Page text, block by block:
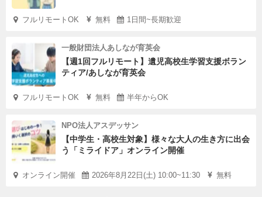
フルリモートOK 無料 1日間~長期歓迎
一般財団法人あしなが育英会
【週1回フルリモート】遺児高校生学習支援ボラン
ティア/あしなが育英会
フルリモートOK 無料 半年からOK
NPO法人アスデッサン
【中学生・高校生対象】様々な大人の生き方に出会
う「ミライドア」オンライン開催
オンライン開催 2026年8月22日(土) 10:00~11:30 無料